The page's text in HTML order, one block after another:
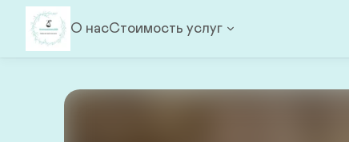
О насСтоимость услуг